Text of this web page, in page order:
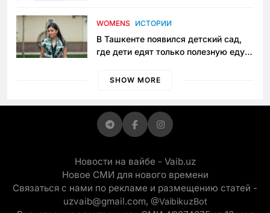
приговору
WOMENS ИСТОРИИ
В Ташкенте появился детский сад,
где дети едят только полезную еду.
просить «кашу без сахара»
SHOW MORE
Новости на вайбе - Vaib.uz
Новое СМИ для нового времени
Связаться с нами по рекламе и размещению статей -
uzvaib@gmail.com, @VaibikuzBot